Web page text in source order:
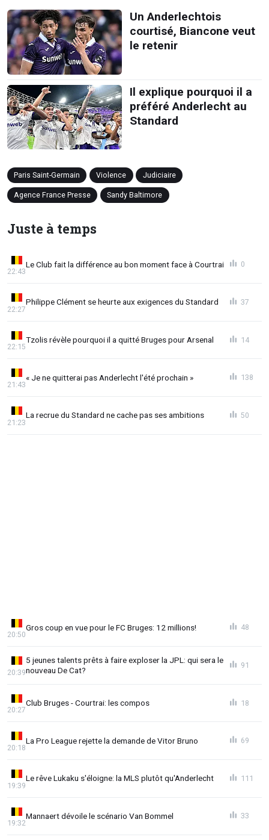
Un Anderlechtois
courtisé, Biancone veut
le retenir
Il explique pourquoi il a
préféré Anderlecht au
Standard
Paris Saint-Germain Violence Judiciaire
Agence France Presse Sandy Baltimore
Juste à temps
Le Club fait la différence au bon moment face à Courtrai
22:43
0
Philippe Clément se heurte aux exigences du Standard
22:27
37
Tzolis révèle pourquoi il a quitté Bruges pour Arsenal
22:15
14
« Je ne quitterai pas Anderlecht l'été prochain »
21:43
138
La recrue du Standard ne cache pas ses ambitions
21:23
50
Gros coup en vue pour le FC Bruges: 12 millions!
20:50
48
5 jeunes talents prêts à faire exploser la JPL: qui sera le
nouveau De Cat?
20:39
91
Club Bruges - Courtrai: les compos
20:27
18
La Pro League rejette la demande de Vitor Bruno
20:18
69
Le rêve Lukaku s'éloigne: la MLS plutôt qu'Anderlecht
19:39
111
Mannaert dévoile le scénario Van Bommel
19:32
33